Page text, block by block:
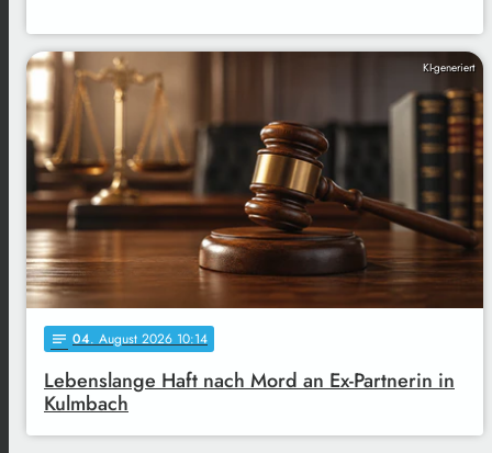
KI-generiert
notes 04. August 2026 10:14
Lebenslange Haft nach Mord an Ex-Partnerin in
Kulmbach